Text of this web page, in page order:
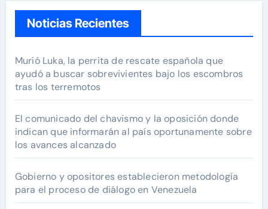
Noticias Recientes
Murió Luka, la perrita de rescate española que
ayudó a buscar sobrevivientes bajo los escombros
tras los terremotos
El comunicado del chavismo y la oposición donde
indican que informarán al país oportunamente sobre
los avances alcanzado
Gobierno y opositores establecieron metodología
para el proceso de diálogo en Venezuela